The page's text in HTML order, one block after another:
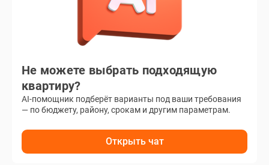
Не можете выбрать подходящую
квартиру?
AI-помощник подберёт варианты под ваши требования
— по бюджету, району, срокам и другим параметрам.
Открыть чат